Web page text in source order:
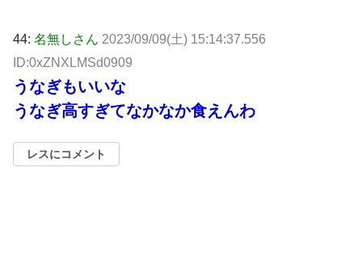
44: 名無しさん 2023/09/09(土) 15:14:37.556
ID:0xZNXLMSd0909
うなぎもいいな
うなぎ高すぎてなかなか食えんわ
レスにコメント